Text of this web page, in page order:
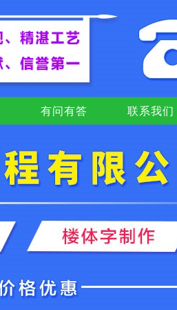
有问有答 联系我们